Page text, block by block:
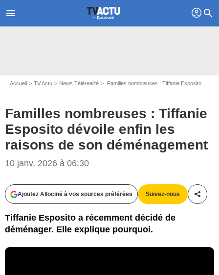
menu profil search
Accueil TV Actu News Télérealité Familles nombreuses : Tiffanie Esposito dévoile enfin les raisons de son déménagement
Familles nombreuses : Tiffanie
Esposito dévoile enfin les
raisons de son déménagement
10 janv. 2026 à 06:30
Ajoutez Allociné à vos sources préférées Suivez-nous
Tiffanie Esposito a récemment décidé de
déménager. Elle explique pourquoi.